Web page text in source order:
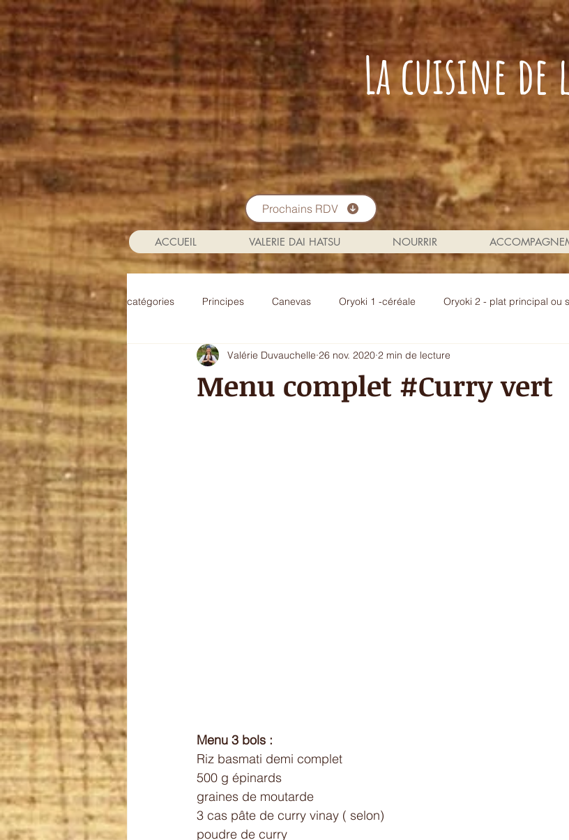
La cuisine
Prochains RDV
ACCUEIL VALERIE DAI HATSU NOURRIR
catégories Principes Canevas Oryoki 1 -céréale Oryoki 2 - plat principal ou
Oryoki 4 - plat composé Oryoki 5 - entrée chic ou dessert
Menu complet #Curry vert
Valérie Duvauchelle 26 nov. 2020 2 min de lecture
Menu 3 bols :
Riz basmati demi complet
500 g épinards
graines de moutarde
3 cas pâte de curry vinay ( selon)
poudre de curry